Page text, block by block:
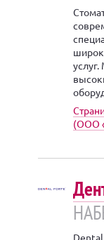
(ООО
Dental